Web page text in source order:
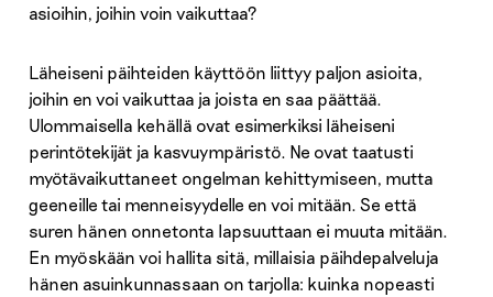
asioihin, joihin voin vaikuttaa?
Läheiseni päihteiden käyttöön liittyy paljon asioita,
joihin en voi vaikuttaa ja joista en saa päättää.
Ulommaisella kehällä ovat esimerkiksi läheiseni
perintötekijät ja kasvuympäristö. Ne ovat taatusti
myötävaikuttaneet ongelman kehittymiseen, mutta
geeneille tai menneisyydelle en voi mitään. Se että
suren hänen onnetonta lapsuuttaan ei muuta mitään.
En myöskään voi hallita sitä, millaisia päihdepalveluja
hänen asuinkunnassaan on tarjolla: kuinka nopeasti